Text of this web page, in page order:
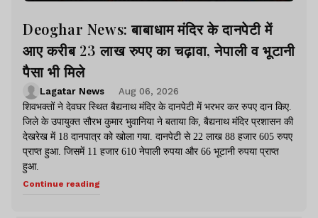
Deoghar News: बाबाधाम मंदिर के दानपेटी में
आए करीब 23 लाख रुपए का चढ़ावा, नेपाली व भूटानी
पैसा भी मिले
Lagatar News
Aug 06, 2026
शिवभक्तों ने देवघर स्थित बैद्यनाथ मंदिर के दानपेटी में भरभर कर रुपए दान किए.
जिले के उपायुक्त सौरभ कुमार भुवानिया ने बताया कि, बैद्यनाथ मंदिर प्रशासन की
देखरेख में 18 दानपात्र को खोला गया. दानपेटी से 22 लाख 88 हजार 605 रुपए
प्राप्त हुआ. जिसमें 11 हजार 610 नेपाली रुपया और 66 भूटानी रुपया प्राप्त
हुआ.
Continue reading